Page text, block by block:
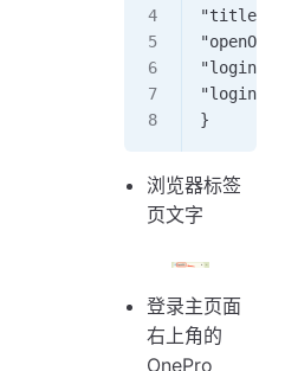
"title":
}
浏览器标签
页文字
登录主页面
右上角的
OnePro